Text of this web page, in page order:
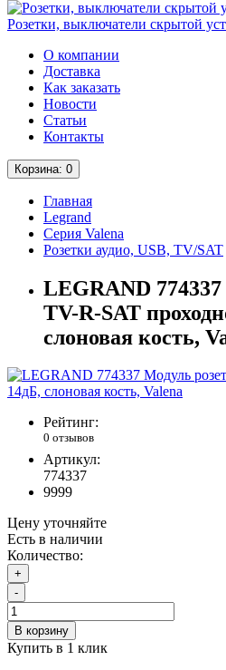
Розетки, выключатели скрытой
О компании
Доставка
Как заказать
Новости
Статьи
Контакты
Корзина: 0
Главная
Legrand
Серия Valena
Розетки аудио, USB, TV/SAT
LEGRAND
TV-R-SAT
слоновая кость,
Рейтинг:
0 отзывов
Артикул:
774337
9999
Цену уточняйте
Есть в наличии
Количество:
+
-
В корзину
Купить в 1 клик